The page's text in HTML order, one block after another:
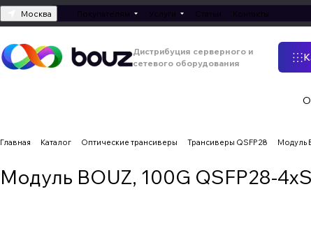
Москва Покупателям Услуги Статьи Контакты
Дистрибуция серверного и
сетевого оборудования
Главная Каталог Оптические трансиверы Трансиверы QSFP28 Модуль
Модуль BOUZ, 100G QSFP28-